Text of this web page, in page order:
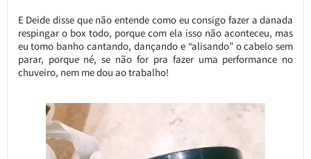
E Deide disse que não entende como eu consigo fazer a danada
respingar o box todo, porque com ela isso não aconteceu, mas
eu tomo banho cantando, dançando e “alisando” o cabelo sem
parar, porque né, se não for pra fazer uma performance no
chuveiro, nem me dou ao trabalho!